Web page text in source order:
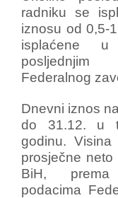
radniku se
iznosu od 0,5-
isplaćene
Federalnog
Dnevni iznos
do 31.12. u
godinu.
prosječne
BiH, prema
podacima